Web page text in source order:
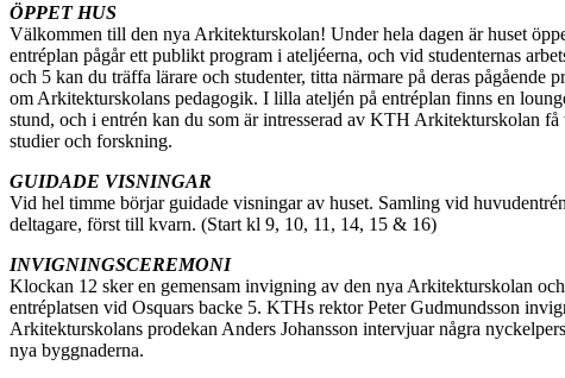
ÖPPET HUS
Välkommen till den nya Arkitekturskolan! Under hela dagen är huset
entréplan pågår ett publikt program i ateljéerna, och vid studenternas
och 5 kan du träffa lärare och studenter, titta närmare på deras pågående
om Arkitekturskolans pedagogik. I lilla ateljén på entréplan finns en
stund, och i entrén kan du som är intresserad av KTH Arkitekturskolan få
studier och forskning.
GUIDADE VISNINGAR
Vid hel timme börjar guidade visningar av huset. Samling vid
deltagare, först till kvarn. (Start kl 9, 10, 11, 14, 15 & 16)
INVIGNINGSCEREMONI
Klockan 12 sker en gemensam invigning av den nya Arkitekturskolan
entréplatsen vid Osquars backe 5. KTHs rektor Peter Gudmundsson
Arkitekturskolans prodekan Anders Johansson intervjuar några
nya byggnaderna.